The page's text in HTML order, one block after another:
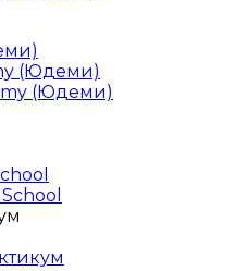
(Юдеми)
(Юдеми)